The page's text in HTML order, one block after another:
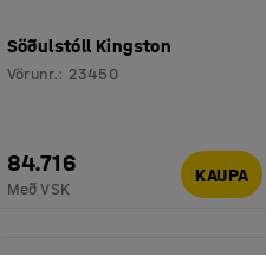
Söðulstóll Kingston
Vörunr.: 23450
84.716
Með VSK
KAUPA